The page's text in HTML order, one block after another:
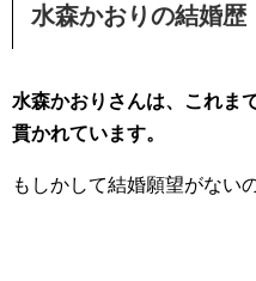
水森かおりの結婚歴
水森かおりさんは、これま
貫かれています。
もしかして結婚願望がない